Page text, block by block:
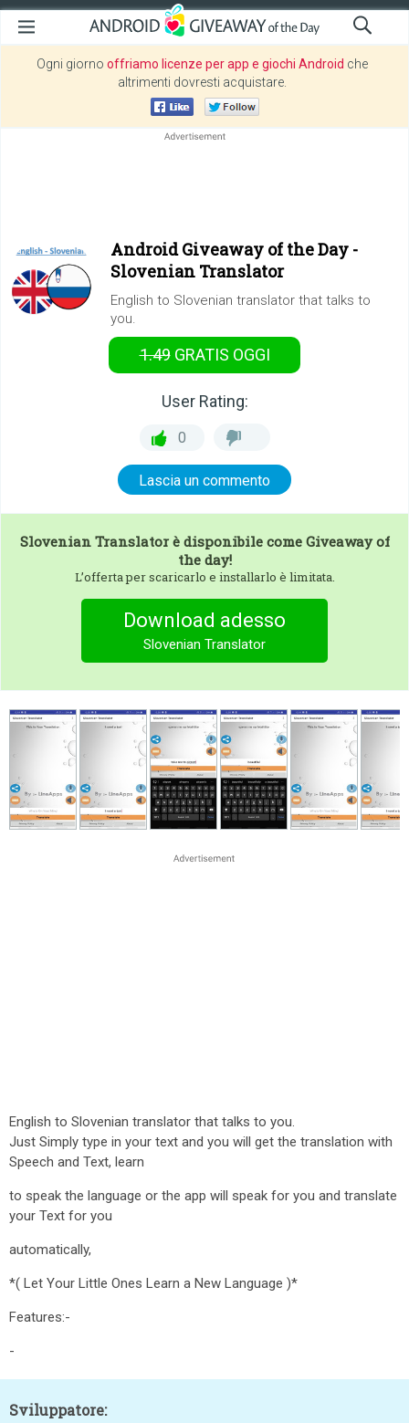
Ogni giorno offriamo licenze per app e giochi Android che
altrimenti dovresti acquistare.
Android Giveaway of the Day -
Slovenian Translator
English to Slovenian translator that talks to
you.
1.49 GRATIS OGGI
User Rating:
0
Lascia un commento
Slovenian Translatorè disponibile come Giveaway of
the day!
L’offerta per scaricarlo e installarlo è limitata.
Download adesso
Slovenian Translator
English to Slovenian translator that talks to you.
Just Simply type in your text and you will get the translation with
Speech and Text, learn
to speak the language or the app will speak for you and translate
your Text for you
automatically,
*( Let Your Little Ones Learn a New Language )*
Features:-
-
Sviluppatore: